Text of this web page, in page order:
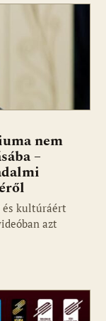
nem
–
és kultúráért
azt